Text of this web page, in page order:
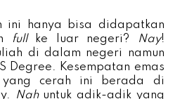
ini hanya bisa didapatkan
fullke luar negeri? Nay!
di dalam negeri namun
Degree. Kesempatan emas
yang cerah ini berada di
Nah untuk adik-adik yang